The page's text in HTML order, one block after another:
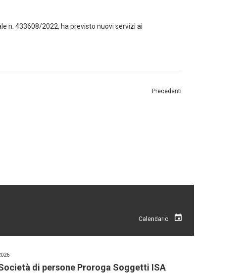
n. 433608/2022, ha previsto nuovi servizi ai
Precedenti
Calendario
di persone Proroga Soggetti ISA